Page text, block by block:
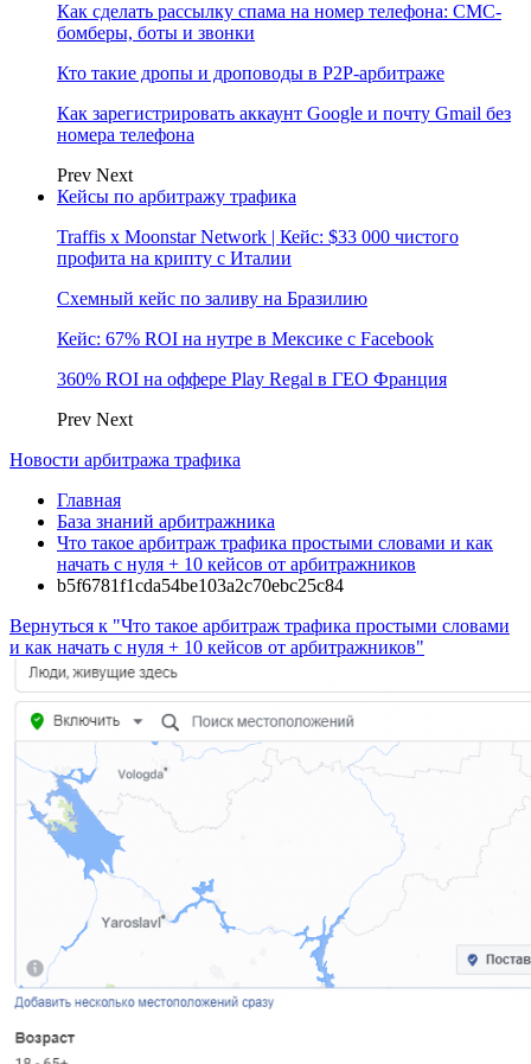
Как сделать рассылку спама на номер телефона: СМС-
бомберы, боты и звонки
Кто такие дропы и дроповоды в P2P-арбитраже
Как зарегистрировать аккаунт Google и почту Gmail без
номера телефона
Prev Next
Кейсы по арбитражу трафика
Traffis x Moonstar Network | Кейс: $33 000 чистого
профита на крипту с Италии
Схемный кейс по заливу на Бразилию
Кейс: 67% ROI на нутре в Мексике с Facebook
360% ROI на оффере Play Regal в ГЕО Франция
Prev Next
Новости арбитража трафика
Главная
База знаний арбитражника
Что такое арбитраж трафика простыми словами и как
начать с нуля + 10 кейсов от арбитражников
b5f6781f1cda54be103a2c70ebc25c84
Вернуться к "Что такое арбитраж трафика простыми словами
и как начать с нуля + 10 кейсов от арбитражников"